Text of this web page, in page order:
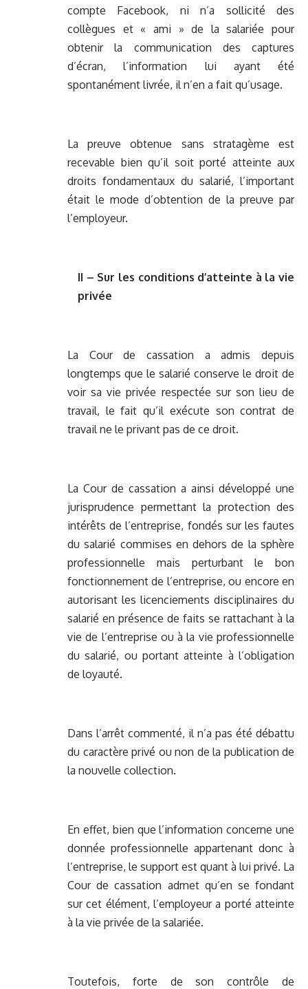
compte Facebook, ni n’a sollicité des
collègues et « ami » de la salariée pour
obtenir la communication des captures
d’écran, l’information lui ayant été
spontanément livrée, il n’en a fait qu’usage.
La preuve obtenue sans stratagème est
recevable bien qu’il soit porté atteinte aux
droits fondamentaux du salarié, l’important
était le mode d’obtention de la preuve par
l’employeur.
II – Sur les conditions d’atteinte à la vie
privée
La Cour de cassation a admis depuis
longtemps que le salarié conserve le droit de
voir sa vie privée respectée sur son lieu de
travail, le fait qu’il exécute son contrat de
travail ne le privant pas de ce droit.
La Cour de cassation a ainsi développé une
jurisprudence permettant la protection des
intérêts de l’entreprise, fondés sur les fautes
du salarié commises en dehors de la sphère
professionnelle mais perturbant le bon
fonctionnement de l’entreprise, ou encore en
autorisant les licenciements disciplinaires du
salarié en présence de faits se rattachant à la
vie de l’entreprise ou à la vie professionnelle
du salarié, ou portant atteinte à l’obligation
de loyauté.
Dans l’arrêt commenté, il n’a pas été débattu
du caractère privé ou non de la publication de
la nouvelle collection.
En effet, bien que l’information concerne une
donnée professionnelle appartenant donc à
l’entreprise, le support est quant à lui privé. La
Cour de cassation admet qu’en se fondant
sur cet élément, l’employeur a porté atteinte
à la vie privée de la salariée.
Toutefois, forte de son contrôle de